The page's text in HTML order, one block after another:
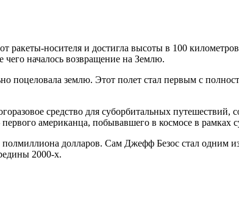
ракеты-носителя и достигла высоты в 100
началось возвращение на Землю.
поцеловала землю. Этот полет стал первым с
средство для суборбитальных путешествий,
американца, побывавшего в космосе в рамках
долларов. Сам Джефф Безос стал одним
2000-х.